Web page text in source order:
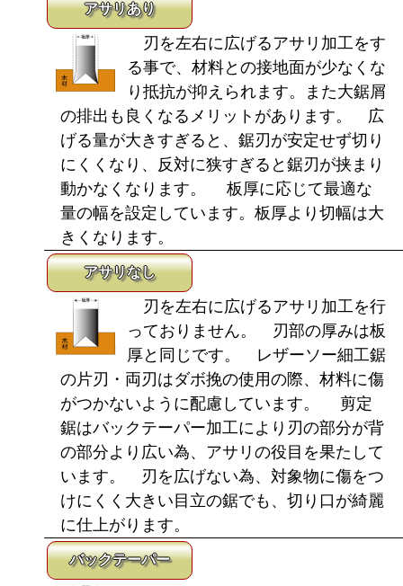
アサリあり
刃を左右に広げるアサリ加工をす
る事で、材料との接地面が少なくな
り抵抗が抑えられます。また大鋸屑
の排出も良くなるメリットがあります。 広
げる量が大きすぎると、鋸刃が安定せず切り
にくくなり、反対に狭すぎると鋸刃が挟まり
動かなくなります。 板厚に応じて最適な
量の幅を設定しています。板厚より切幅は大
きくなります。
アサリなし
刃を左右に広げるアサリ加工を行
っておりません。 刃部の厚みは板
厚と同じです。 レザーソー細工鋸
の片刃・両刃はダボ挽の使用の際、材料に傷
がつかないように配慮しています。 剪定
鋸はバックテーパー加工により刃の部分が背
の部分より広い為、アサリの役目を果たして
います。 刃を広げない為、対象物に傷をつ
けにくく大きい目立の鋸でも、切り口が綺麗
に仕上がります。
バックテーパー